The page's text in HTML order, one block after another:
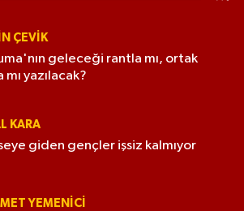
ÇEVİK
geleceği rantla mı, ortak
mı yazılacak?
KARA
giden gençler işsiz kalmıyor
YEMENICI